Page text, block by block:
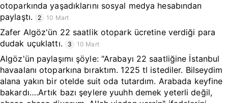
otoparkında yaşadıklarını sosyal medya hesabından
paylaştı.
2 10 Mart
Zafer Algöz'ün 22 saatlik otopark ücretine verdiği para
dudak uçuklattı.
3 10 Mart
Algöz'ün paylaşımı şöyle: "Arabayı 22 saatliğine İstanbul
havaalanı otoparkına bıraktım. 1225 tl istediler. Bilseydim
alana yakın bir otelde suit oda tutardım. Arabada keyfine
bakardı….Artık bazı şeylere yuuhh demek yeterli değil,